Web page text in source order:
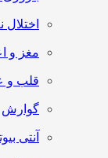
مغز و
قلب و
گوارش
آنتی‌